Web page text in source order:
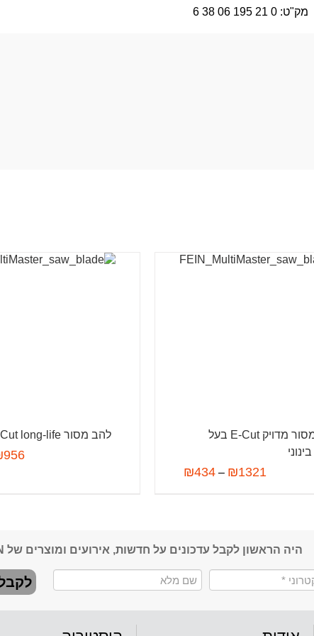
מק"ט: 0 21 195 06 38 6
להב מסור מדויק E-Cut בעל
₪434 – ₪1321
להב מסור E-Cut long-life
956
היה הראשון לקבל עדכונים על חדשות, אירועים ומוצרים של FEIN